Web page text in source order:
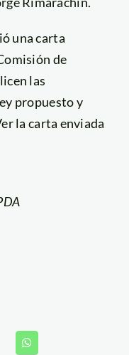
una carta
de
las
propuesto y
la carta enviada